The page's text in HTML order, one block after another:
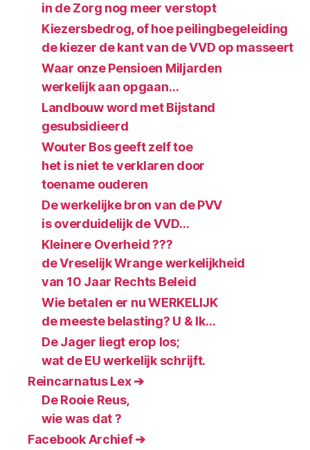
in de Zorg nog meer verstopt
Kiezersbedrog, of hoe peilingbegeleiding
de kiezer de kant van de VVD op masseert
Waar onze Pensioen Miljarden
werkelijk aan opgaan…
Landbouw word met Bijstand
gesubsidieerd
Wouter Bos geeft zelf toe
het is niet te verklaren door
toename ouderen
De werkelijke bron van de PVV
is overduidelijk de VVD…
Kleinere Overheid ???
de Vreselijk Wrange werkelijkheid
van 10 Jaar Rechts Beleid
Wie betalen er nu WERKELIJK
de meeste belasting? U & Ik…
De Jager liegt erop los;
wat de EU werkelijk schrijft.
Reincarnatus Lex ➔
De Rooie Reus,
wie was dat ?
Facebook Archief ➔